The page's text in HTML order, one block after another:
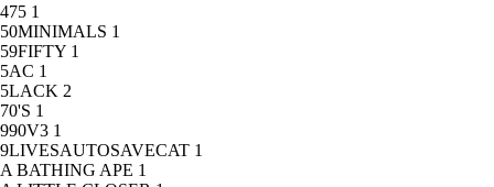
475 1
50MINIMALS 1
59FIFTY 1
5AC 1
5LACK 2
70'S 1
990V3 1
9LIVESAUTOSAVECAT 1
A BATHING APE 1